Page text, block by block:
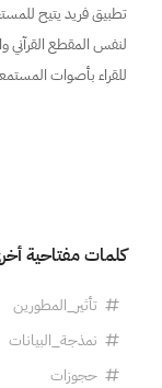
تطبيق فريد يتيح
لنفس المقطع القرآني
للقراء بأصوات
كلمات مفتاحية
تأثير_المطورين
نمذجة_البيانات
حجوزات